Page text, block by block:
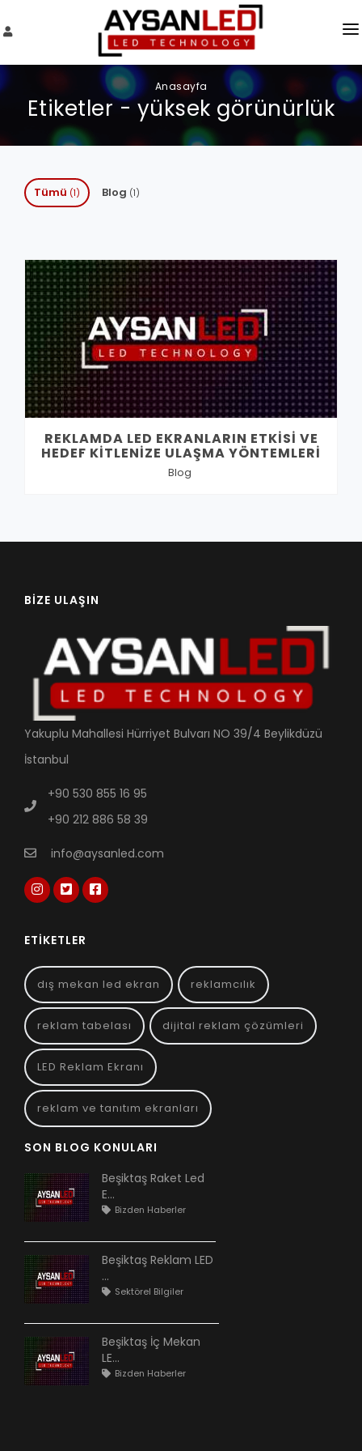
HAKKIMIZDA
SERVIS TALEBI
İLETIŞIM
Anasayfa
Etiketler - yüksek görünürlük
Tümü (1) Blog (1)
REKLAMDA LED EKRANLARIN ETKISI VE
HEDEF KITLENIZE ULAŞMA YÖNTEMLERI
Blog
BIZE ULAŞIN
Yakuplu Mahallesi Hürriyet Bulvarı NO 39/4 Beylikdüzü
İstanbul
+90 530 855 16 95
+90 212 886 58 39
info@aysanled.com
ETIKETLER
dış mekan led ekran reklamcılık
reklam tabelası dijital reklam çözümleri
LED Reklam Ekranı
reklam ve tanıtım ekranları
SON BLOG KONULARI
Beşiktaş Raket Led
E...
Bizden Haberler
Beşiktaş Reklam LED
...
Sektörel Bilgiler
Beşiktaş İç Mekan
LE...
Bizden Haberler